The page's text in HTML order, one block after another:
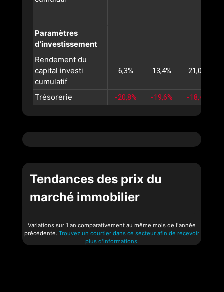
Paramètres
d’investissement
Rendement du
capital investi
cumulatif
6,3% 13,4% 21,0%
Trésorerie -20,8% -19,6% -18,4%
Tendances des prix du
marché immobilier
Variations sur 1 an comparativement au même mois de l'année
précédente. Trouvez un courtier dans ce secteur afin de recevoir
plus d'informations.